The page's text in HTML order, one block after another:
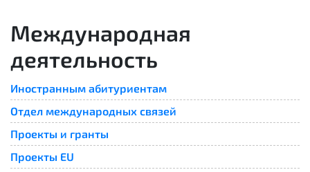
Международная
деятельность
Иностранным абитуриентам
Отдел международных связей
Проекты и гранты
Проекты EU